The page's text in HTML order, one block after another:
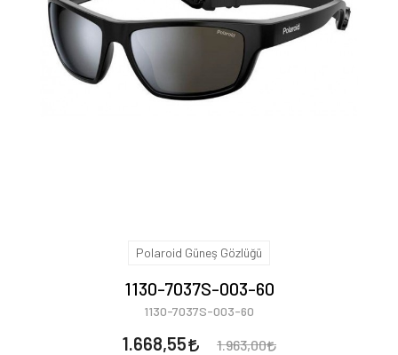
Polaroid Güneş Gözlüğü
1130-7037S-003-60
1130-7037S-003-60
1.668,55 1.963,00